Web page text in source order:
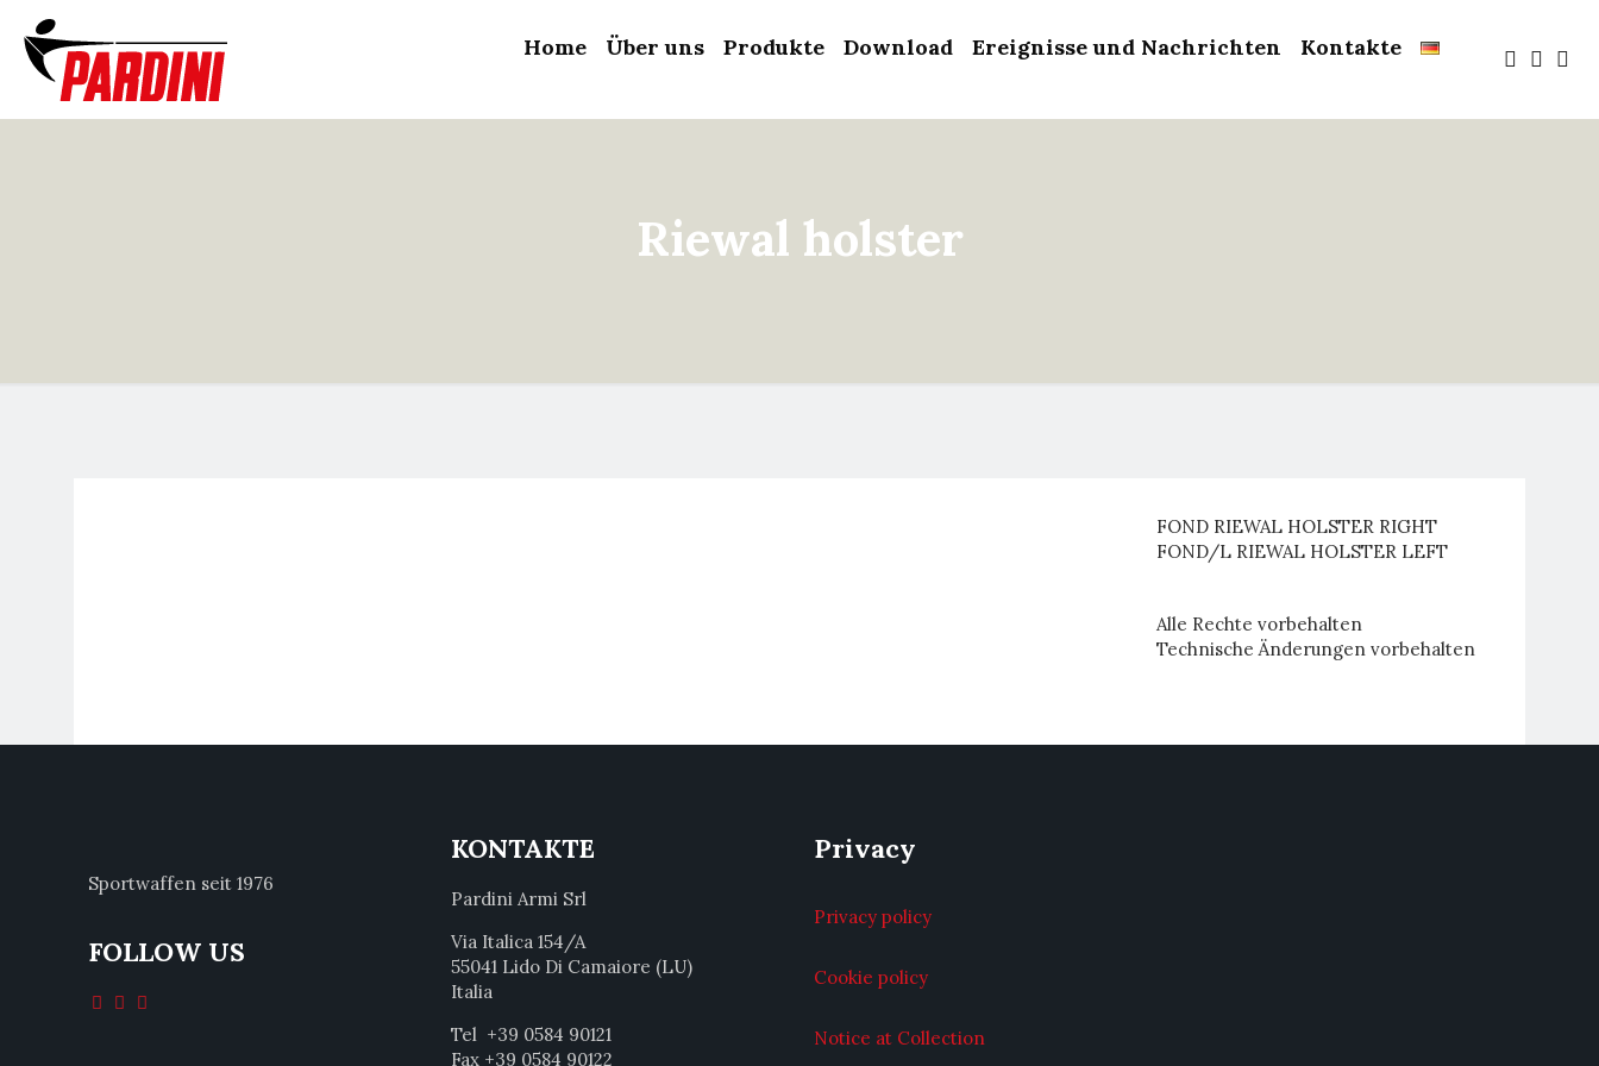
Home Über uns Produkte Download Ereignisse und Nachrichten Kontakte
Riewal holster
FOND RIEWAL HOLSTER RIGHT
FOND/L RIEWAL HOLSTER LEFT
Alle Rechte vorbehalten
Technische Änderungen vorbehalten
Sportwaffen seit 1976
FOLLOW US
KONTAKTE
Pardini Armi Srl
Via Italica 154/A
55041 Lido Di Camaiore (LU)
Italia
Tel +39 0584 90121
Fax +39 0584 90122
Privacy
Privacy policy
Cookie policy
Notice at Collection